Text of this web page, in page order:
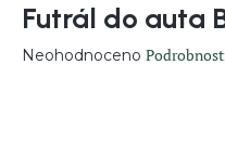
Futrál do auta
Průměrné
Neohodnoceno